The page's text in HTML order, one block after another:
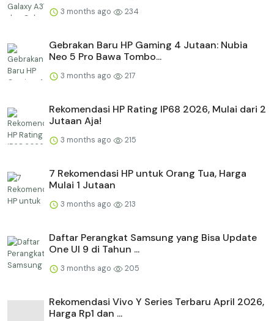
3 months ago 234
Gebrakan Baru HP Gaming 4 Jutaan: Nubia
Neo 5 Pro Bawa Tombo...
3 months ago 217
Rekomendasi HP Rating IP68 2026, Mulai dari 2
Jutaan Aja!
3 months ago 215
7 Rekomendasi HP untuk Orang Tua, Harga
Mulai 1 Jutaan
3 months ago 213
Daftar Perangkat Samsung yang Bisa Update
One UI 9 di Tahun ...
3 months ago 205
Rekomendasi Vivo Y Series Terbaru April 2026,
Harga Rp1 dan ...